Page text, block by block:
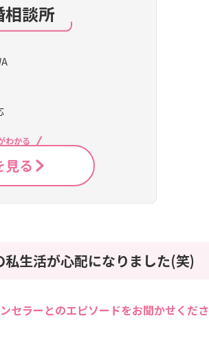
相談所
わかる
見る
生活が心配になりました(笑)
セラーとのエピソードをお聞かせくださ